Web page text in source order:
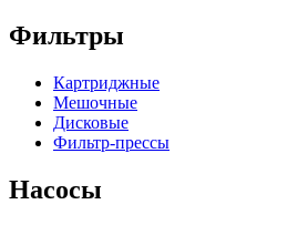
Фильтры
Картриджные
Мешочные
Дисковые
Фильтр-прессы
Насосы